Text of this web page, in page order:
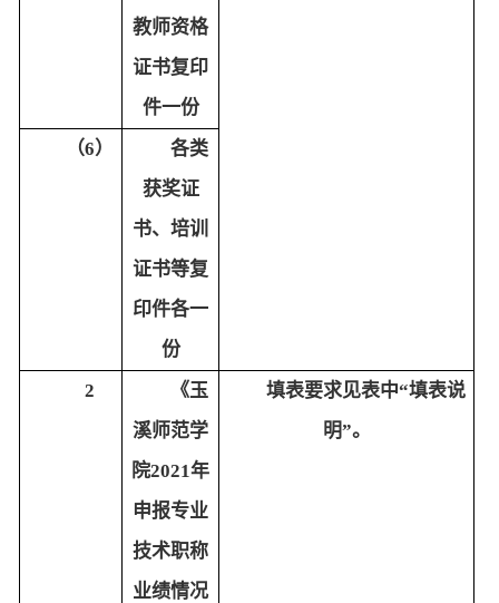
教师资格
证书复印
件一份
（6）
各类
获奖证
书、培训
证书等复
印件各一
份
2
《玉
溪师范学
院2021年
申报专业
技术职称
业绩情况
填表要求见表中“填表说
明”。